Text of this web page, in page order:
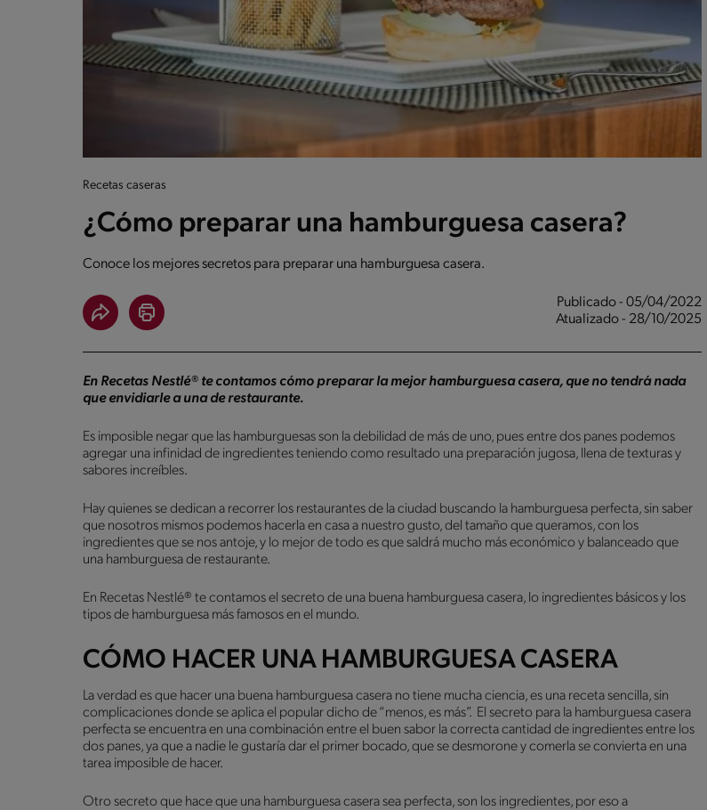
Recetas caseras
¿Cómo preparar una hamburguesa casera?
Conoce los mejores secretos para preparar una hamburguesa casera.
Publicado - 05/04/2022
Atualizado - 28/10/2025
En Recetas Nestlé® te contamos cómo preparar la mejor hamburguesa casera, que no tendrá nada
que envidiarle a una de restaurante.
Es imposible negar que las hamburguesas son la debilidad de más de uno, pues entre dos panes podemos
agregar una infinidad de ingredientes teniendo como resultado una preparación jugosa, llena de texturas y
sabores increíbles.
Hay quienes se dedican a recorrer los restaurantes de la ciudad buscando la hamburguesa perfecta, sin saber
que nosotros mismos podemos hacerla en casa a nuestro gusto, del tamaño que queramos, con los
ingredientes que se nos antoje, y lo mejor de todo es que saldrá mucho más económico y balanceado que
una hamburguesa de restaurante.
En Recetas Nestlé® te contamos el secreto de una buena hamburguesa casera, lo ingredientes básicos y los
tipos de hamburguesa más famosos en el mundo.
CÓMO HACER UNA HAMBURGUESA CASERA
La verdad es que hacer una buena hamburguesa casera no tiene mucha ciencia, es una receta sencilla, sin
complicaciones donde se aplica el popular dicho de “menos, es más”. El secreto para la hamburguesa casera
perfecta se encuentra en una combinación entre el buen sabor la correcta cantidad de ingredientes entre los
dos panes, ya que a nadie le gustaría dar el primer bocado, que se desmorone y comerla se convierta en una
tarea imposible de hacer.
Otro secreto que hace que una hamburguesa casera sea perfecta, son los ingredientes, por eso a